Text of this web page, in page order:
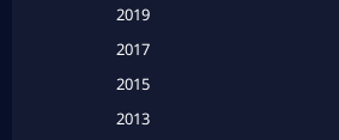
Based on a True Story เรื่องจริง
Based on a True Story เรื่องจริง
2019
2017
2015
2013